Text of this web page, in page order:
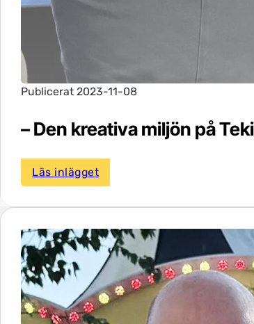
Publicerat 2023-11-08
– Den kreativa miljön på
Läs inlägget